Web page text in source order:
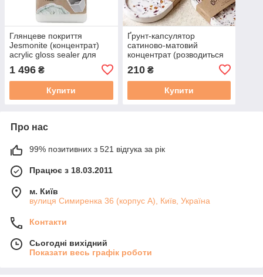
Глянцеве покриття
Jesmonite (концентрат)
acrylic gloss sealer для
пористих поверхонь. Уп.
500 мл
1 496 ₴
Купити
Ґрунт-капсулятор
сатиново-матовий
концентрат (розводиться
водою) професійний. Уп.
100 мл. Волого- та
брудостійкість.
210₴
Купити
Про нас
99% позитивних з 521 відгука за рік
Працює з 18.03.2011
м. Київ
вулиця Симиренка 36 (корпус А), Київ, Україна
Контакти
Сьогодні вихідний
Показати весь графік роботи